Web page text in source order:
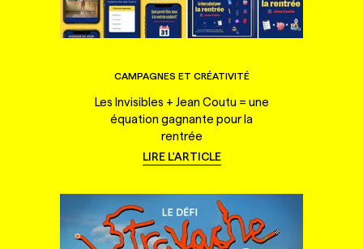
CAMPAGNES ET CRÉATIVITÉ
Les Invisibles + Jean Coutu = une
équation gagnante pour la
rentrée
LIRE L'ARTICLE